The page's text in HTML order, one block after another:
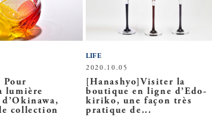
Pour
lumière
collection
2020.10.05
[Hanashyo]Visiter la
boutique en ligne d’Edo-
kiriko, une façon très
pratique de...
LIFE